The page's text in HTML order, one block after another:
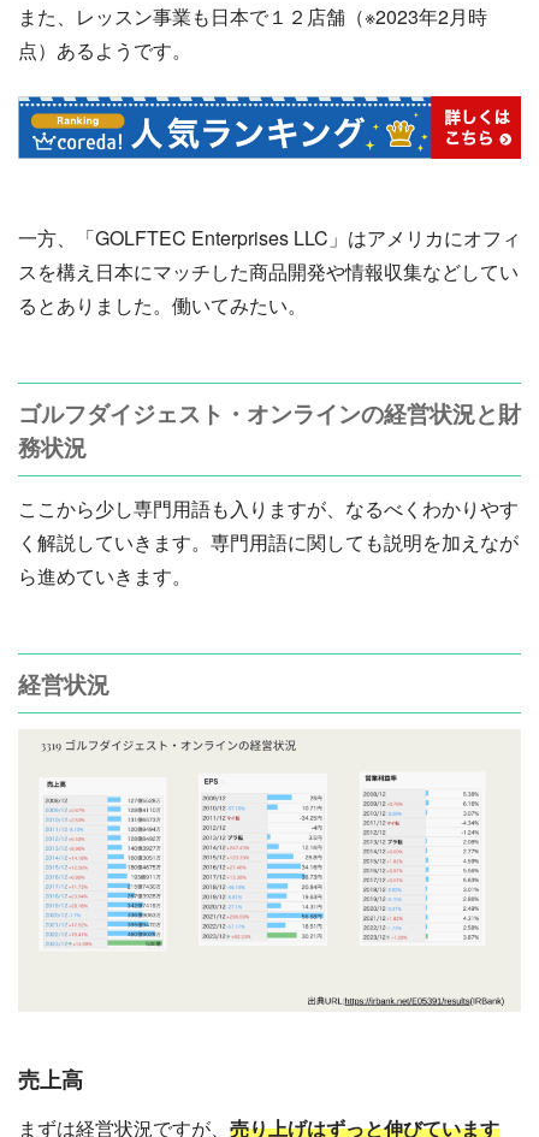
また、レッスン事業も日本で１２店舗（※2023年2月時
点）あるようです。
一方、「GOLFTEC Enterprises LLC」はアメリカにオフィ
スを構え日本にマッチした商品開発や情報収集などしてい
るとありました。働いてみたい。
ゴルフダイジェスト・オンラインの経営状況と財
務状況
ここから少し専門用語も入りますが、なるべくわかりやす
く解説していきます。専門用語に関しても説明を加えなが
ら進めていきます。
経営状況
売上高
まずは経営状況ですが、 売り上げはずっと伸びています